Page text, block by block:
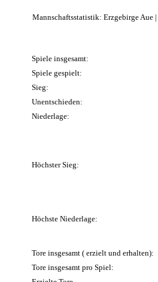
Mannschaftsstatistik: Erzgebirge Aue
Spiele insgesamt:
Spiele gespielt:
Sieg:
Unentschieden:
Niederlage:
Höchster Sieg:
Höchste Niederlage:
Tore insgesamt ( erzielt und erhalten):
Tore insgesamt pro Spiel: